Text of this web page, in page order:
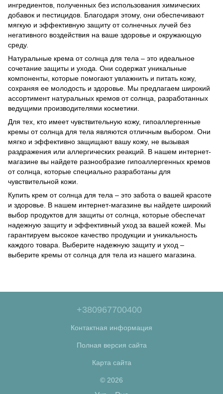
ингредиентов, полученных без использования химических
добавок и пестицидов. Благодаря этому, они обеспечивают
мягкую и эффективную защиту от солнечных лучей без
негативного воздействия на ваше здоровье и окружающую
среду.
Натуральные крема от солнца для тела – это идеальное
сочетание защиты и ухода. Они содержат уникальные
компоненты, которые помогают увлажнить и питать кожу,
сохраняя ее молодость и здоровье. Мы предлагаем широкий
ассортимент натуральных кремов от солнца, разработанных
ведущими производителями косметики.
Для тех, кто имеет чувствительную кожу, гипоаллергенные
кремы от солнца для тела являются отличным выбором. Они
мягко и эффективно защищают вашу кожу, не вызывая
раздражения или аллергических реакций. В нашем интернет-
магазине вы найдете разнообразие гипоаллергенных кремов
от солнца, которые специально разработаны для
чувствительной кожи.
Купить крем от солнца для тела – это забота о вашей красоте
и здоровье. В нашем интернет-магазине вы найдете широкий
выбор продуктов для защиты от солнца, которые обеспечат
надежную защиту и эффективный уход за вашей кожей. Мы
гарантируем высокое качество продукции и уникальность
каждого товара. Выберите надежную защиту и уход –
выберите кремы от солнца для тела из нашего магазина.
+380967700400
Контактная информация
Полная версия сайта
Карта сайта
© 2026